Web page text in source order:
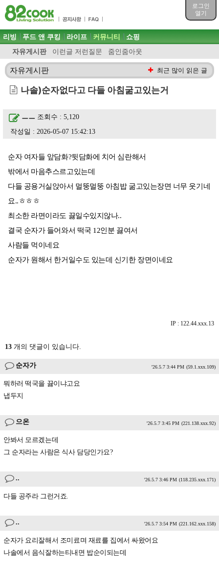
로그인
열기
목차
주메뉴 바로가기
컨텐츠 바로가기
검색 바로가기
로그인 바로가기
주메뉴
리빙 푸드 앤 쿠킹 라이프 커뮤니티
자유게시판 이런글 저런질문 줌인줌아웃
쇼핑
자유게시판 최근 많이 읽은 글
나솔)순자없다고 다들 아침굶고있는거
ㅡㅡ 조회수 : 5,120
작성일 : 2026-05-07 15:42:13
순자 여자들 앞담화?뒷담화에 치어 심란해서
밖에서 마음추스르고있는데
다들 공용거실앉아서 멀뚱멀뚱 아침밥 굶고있는장면 너무 웃기네
요..ㅎㅎㅎ
최소한 라면이라도 끓일수있지않나..
결국 순자가 들어와서 떡국 12인분 끓여서
사람들 먹이네요
순자가 원해서 한거일수도 있는데 신기한 장면이네요
IP : 122.44.xxx.13
13 개의 댓글이 있습니다.
순자가 '26.5.7 3:44 PM (59.1.xxx.109)
뭐하러 떡국을 끓이냐고요
냅두지
으온 '26.5.7 3:45 PM (221.138.xxx.92)
안봐서 모르겠는데
그 순자라는 사람은 식사 담당인가요?
.. '26.5.7 3:46 PM (118.235.xxx.171)
다들 공주라 그런거죠.
.. '26.5.7 3:54 PM (221.162.xxx.158)
순자가 요리잘해서 조미료며 재료를 집에서 싸왔어요
나솔에서 음식잘하는티내면 밥순이되는데